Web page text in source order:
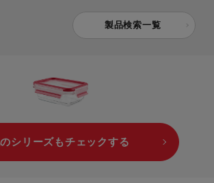
製品検索一覧
シリーズもチェックする